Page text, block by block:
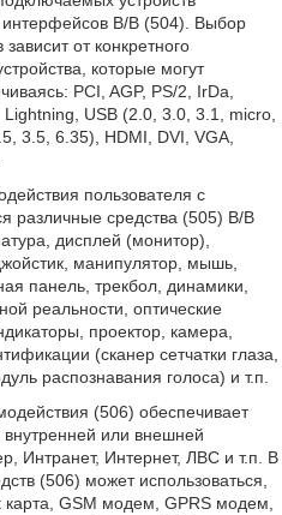
В/В (504). Выбор
от конкретного
которые могут
PCI, AGP, PS/2, IrDa,
USB (2.0, 3.0, 3.1, micro,
3.5, 6.35), HDMI, DVI, VGA,
пользователя с
различные средства (505) В/В
дисплей (монитор),
манипулятор, мышь,
панель, трекбол, динамики,
реальности, оптические
проектор, камера,
(сканер сетчатки глаза,
распознавания голоса) и т.п.
(506) обеспечивает
или внешней
Интранет, Интернет, ЛВС и т.п. В
(506) может использоваться,
карта, GSM модем, GPRS модем,